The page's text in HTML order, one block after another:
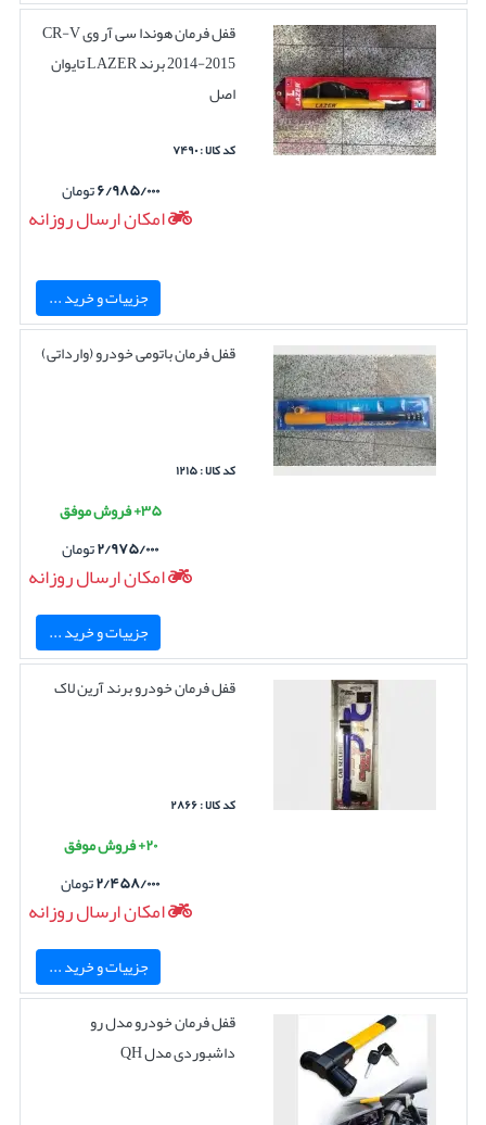
قفل فرمان هوندا سی آر وی CR-V
2014-2015 برند LAZER تایوان
اصل
کد کالا : ۷۴۹۰
۶/۹۸۵/۰۰۰تومان
امکان ارسال روزانه
جزییات و خرید ...
قفل فرمان باتومی خودرو (وارداتی)
کد کالا : ۱۲۱۵
۳۵+ فروش موفق
۲/۹۷۵/۰۰۰تومان
امکان ارسال روزانه
جزییات و خرید ...
قفل فرمان خودرو برند آرین لاک
کد کالا : ۲۸۶۶
۲۰+ فروش موفق
۲/۴۵۸/۰۰۰تومان
امکان ارسال روزانه
جزییات و خرید ...
قفل فرمان خودرو مدل رو
داشبوردی مدل QH